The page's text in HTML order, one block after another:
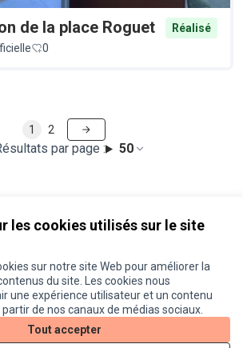
les cookies utilisés sur le site
sur notre site Web pour améliorer la
du site. Les cookies nous
une expérience utilisateur et un contenu
de nos canaux de médias sociaux.
Tout accepter
de la place Roguet
Réalisé
0
par page : 50
1 2
Facebook
! sur Instagram